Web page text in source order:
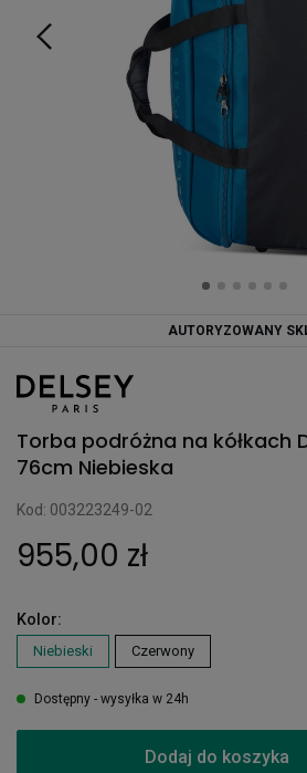
AUTORYZOWANY
Torba podróżna na kółkach
76cm Niebieska
Kod: 003223249-02
955,00 zł
Kolor:
Niebieski Czerwony
Dostępny - wysyłka w 24h
Dodaj do koszyka